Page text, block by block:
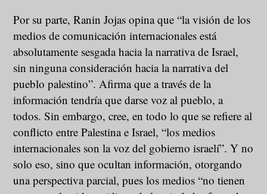
Por su parte, Ranin Jojas opina que “la visión de los
medios de comunicación internacionales está
absolutamente sesgada hacia la narrativa de Israel,
sin ninguna consideración hacia la narrativa del
pueblo palestino”. Afirma que a través de la
información tendría que darse voz al pueblo, a
todos. Sin embargo, cree, en todo lo que se refiere al
conflicto entre Palestina e Israel, “los medios
internacionales son la voz del gobierno israelí”. Y no
solo eso, sino que ocultan información, otorgando
una perspectiva parcial, pues los medios “no tienen